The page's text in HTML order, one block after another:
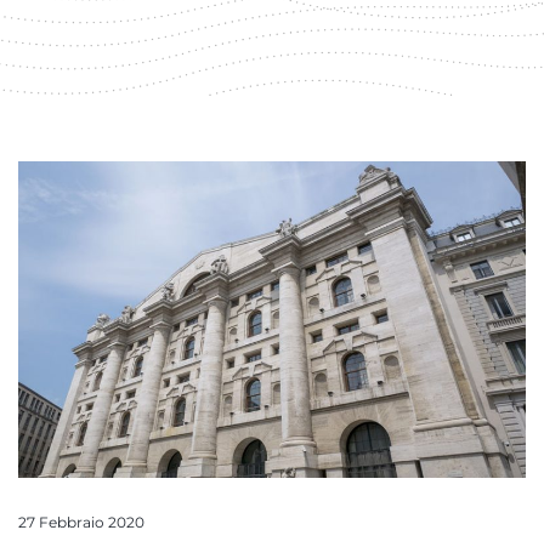
27 Febbraio 2020